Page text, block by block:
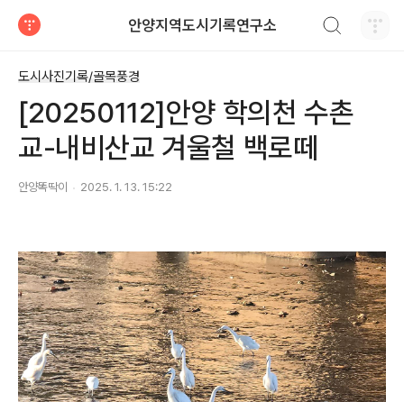
안양지역도시기록연구소
도시사진기록/골목풍경
[20250112]안양 학의천 수촌
교-내비산교 겨울철 백로떼
안양똑딱이 2025. 1. 13. 15:22